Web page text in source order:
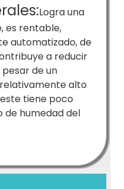
Logra una
es rentable,
automatizado, de
a reducir
de un
alto
tiene poco
de humedad del